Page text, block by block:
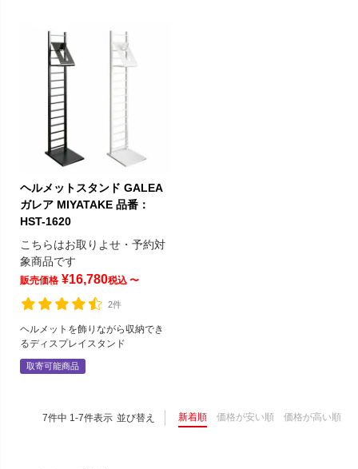
ヘルメットスタンド GALEA
ガレア MIYATAKE 品番：
HST-1620
こちらはお取りよせ・予約対
象商品です
販売価格 ¥16,780税込 〜
2件
ヘルメットを飾りながら収納でき
るディスプレイスタンド
取寄可能商品
並び替え 新着順 価格が安い順 価格が高い順
7件中 1-7件表示